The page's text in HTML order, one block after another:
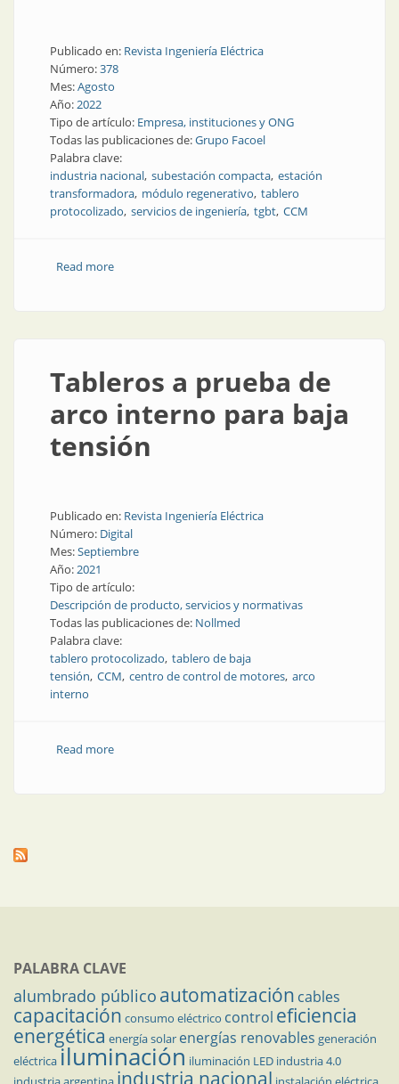
Publicado en: Revista Ingeniería Eléctrica
Número:378
Mes:Agosto
Año:2022
Tipo de artículo: Empresa, instituciones y ONG
Todas las publicaciones de:Grupo Facoel
Palabra clave:
industria nacional subestación compacta estación
transformadora módulo regenerativo tablero
protocolizado servicios de ingeniería tgbt CCM
Read moreabout Ingeniería eléctrica a la medida de la industria
Tableros a prueba de
arco interno para baja
tensión
Publicado en: Revista Ingeniería Eléctrica
Número: Digital
Mes:Septiembre
Año:2021
Tipo de artículo:
Descripción de producto, servicios y normativas
Todas las publicaciones de: Nollmed
Palabra clave:
tablero protocolizado tablero de baja
tensión CCM centro de control de motores arco
interno
Read moreabout Tableros a prueba de arco interno para baja
PALABRA CLAVE
alumbrado público automatización cables
capacitación consumo eléctrico control eficiencia
energética energía solar energías renovables generación
eléctricailuminación iluminación LED industria 4.0
industria nacional